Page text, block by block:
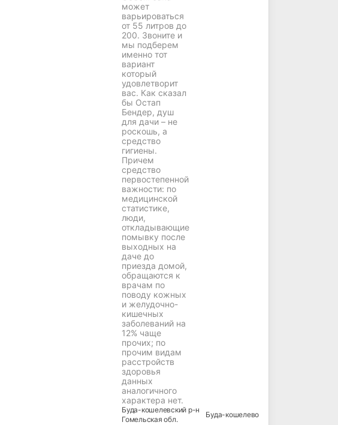
может
варьироваться
от 55 литров до
200. Звоните и
мы подберем
именно тот
вариант
который
удовлетворит
вас. Как сказал
бы Остап
Бендер, душ
для дачи – не
роскошь, а
средство
гигиены.
Причем
средство
первостепенной
важности: по
медицинской
статистике,
люди,
откладывающие
помывку после
выходных на
даче до
приезда домой,
обращаются к
врачам по
поводу кожных
и желудочно-
кишечных
заболеваний на
12% чаще
прочих; по
прочим видам
расстройств
здоровья
данных
аналогичного
характера нет.
Буда-кошелевский р-н
Гомельская обл.
Буда-кошелево